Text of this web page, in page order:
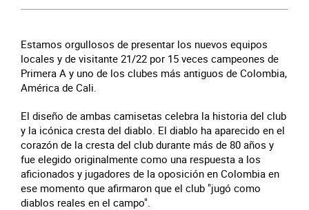
Estamos orgullosos de presentar los nuevos equipos
locales y de visitante 21/22 por 15 veces campeones de
Primera A y uno de los clubes más antiguos de Colombia,
América de Cali.
El diseño de ambas camisetas celebra la historia del club
y la icónica cresta del diablo. El diablo ha aparecido en el
corazón de la cresta del club durante más de 80 años y
fue elegido originalmente como una respuesta a los
aficionados y jugadores de la oposición en Colombia en
ese momento que afirmaron que el club "jugó como
diablos reales en el campo".